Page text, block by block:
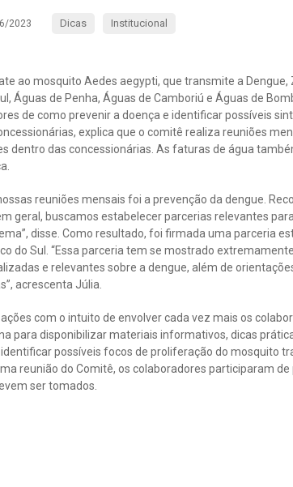
2023 Dicas Institucional
ao mosquito Aedes aegypti, que transmite a Dengue,
Águas de Penha, Águas de Camboriú e Águas de
de como prevenir a doença e identificar possíveis
explica que o comitê realiza reuniões
dentro das concessionárias. As faturas de água
reuniões mensais foi a prevenção da dengue.
geral, buscamos estabelecer parcerias relevantes
disse. Como resultado, foi firmada uma parceria
do Sul. “Essa parceria tem se mostrado
e relevantes sobre a dengue, além de
acrescenta Júlia.
com o intuito de envolver cada vez mais os
para disponibilizar materiais informativos, dicas
possíveis focos de proliferação do mosquito
reunião do Comitê, os colaboradores participaram
ser tomados.